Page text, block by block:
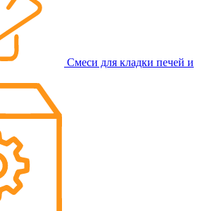
Смеси для кладки печей и